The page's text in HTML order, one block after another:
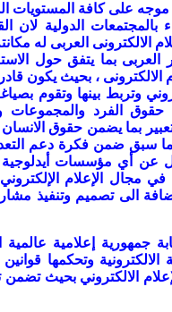
موجه على كافة المستويات
بالمجتمعات الدولية لان
الالكترونى العربى له
العربى بما يتفق حول
الالكترونى ، بحيث يكون
وتربط بينها وتقوم
الفرد والمجموعات
بما يضمن حقوق
سبق ضمن فكرة دعم
عن أي مؤسسات أيدلوجية
مجال الإعلام
الى تصميم وتنفيذ
جمهورية إعلامية
وتحكمها
الالكتروني بحيث